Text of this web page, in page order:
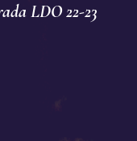
LDO 22-23